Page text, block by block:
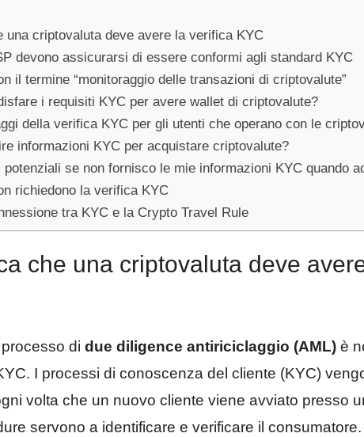
una criptovaluta deve avere la verifica KYC
devono assicurarsi di essere conformi agli standard KYC
il termine “monitoraggio delle transazioni di criptovalute”
i requisiti KYC per avere wallet di criptovalute?
della verifica KYC per gli utenti che operano con le
informazioni KYC per acquistare criptovalute?
se non fornisco le mie informazioni KYC quando
richiedono la verifica KYC
tra KYC e la Crypto Travel Rule
che una criptovaluta deve
di due diligence antiriciclaggio (AML) è
I processi di conoscenza del cliente (KYC)
volta che un nuovo cliente viene avviato presso
servono a identificare e verificare il